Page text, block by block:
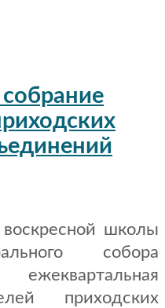
школы
собора
приходских